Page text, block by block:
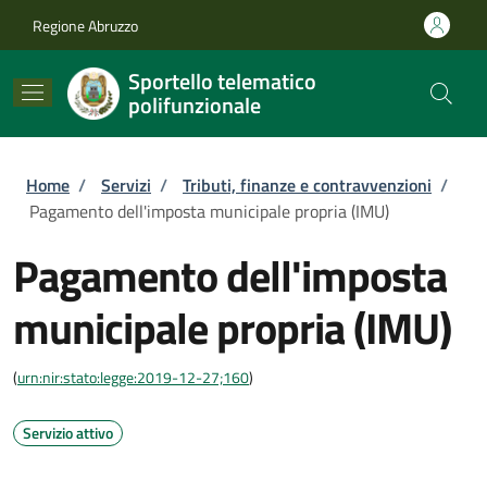
Regione Abruzzo
Sportello telematico
polifunzionale
Briciole di pane
Home / Servizi / Tributi, finanze e contravvenzioni /
Pagamento dell'imposta municipale propria (IMU)
Pagamento dell'imposta
municipale propria (IMU)
(urn:nir:stato:legge:2019-12-27;160)
Servizio attivo